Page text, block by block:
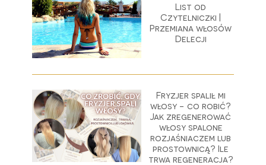
List od
Czytelniczki |
Przemiana włosów
Delecji
Fryzjer spalił mi
włosy - co robić?
Jak zregenerować
włosy spalone
rozjaśniaczem lub
prostownicą? Ile
trwa regeneracja?